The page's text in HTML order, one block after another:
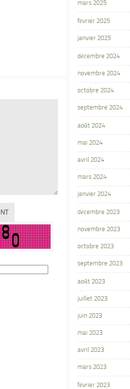
mars 2025
février 2025
janvier 2025
décembre 2024
novembre 2024
octobre 2024
septembre 2024
août 2024
mai 2024
avril 2024
mars 2024
janvier 2024
décembre 2023
novembre 2023
octobre 2023
septembre 2023
août 2023
juillet 2023
juin 2023
mai 2023
avril 2023
mars 2023
février 2023